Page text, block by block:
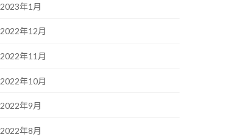
2023年1月
2022年12月
2022年11月
2022年10月
2022年9月
2022年8月